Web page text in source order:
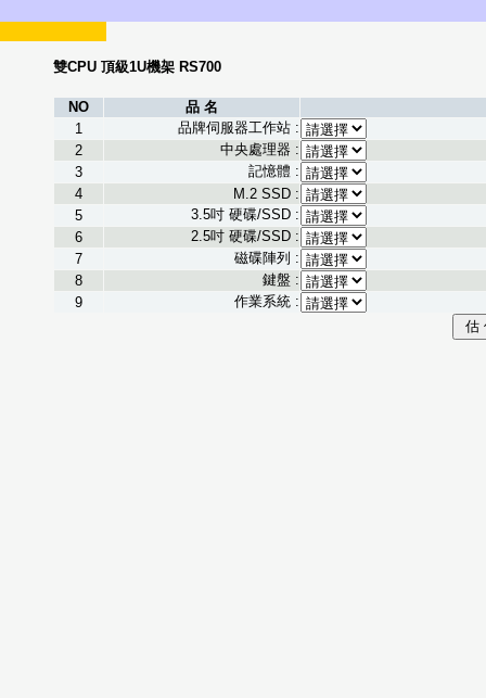
雙CPU 頂級1U機架 RS700
NO
品 名
1
品牌伺服器工作站 :
2
中央處理器 :
3
記憶體 :
4
M.2 SSD :
5
3.5吋 硬碟/SSD :
6
2.5吋 硬碟/SSD :
7
磁碟陣列 :
8
鍵盤 :
9
作業系統 :